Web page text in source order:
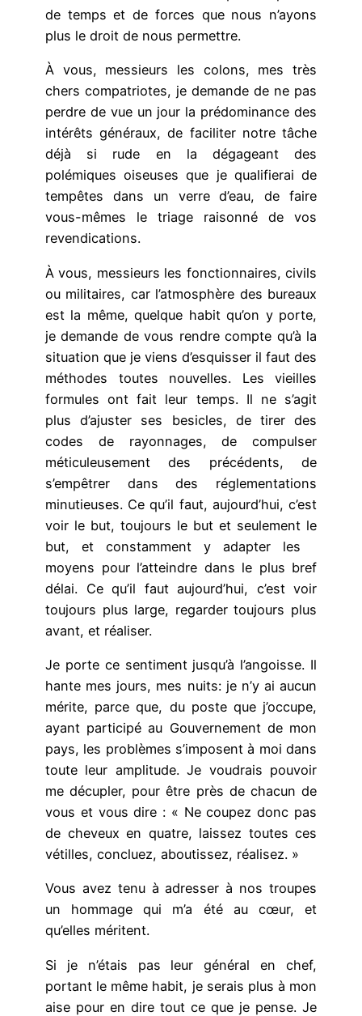
de temps et de forces que nous n’ayons
plus le droit de nous permettre.
À vous, messieurs les colons, mes très
chers compatriotes, je demande de ne pas
perdre de vue un jour la prédominance des
intérêts généraux, de faciliter notre tâche
déjà si rude en la dégageant des
polémiques oiseuses que je qualifierai de
tempêtes dans un verre d’eau, de faire
vous-mêmes le triage raisonné de vos
revendications.
À vous, messieurs les fonctionnaires, civils
ou militaires, car l’atmosphère des bureaux
est la même, quelque habit qu’on y porte,
je demande de vous rendre compte qu’à la
situation que je viens d’esquisser il faut des
méthodes toutes nouvelles. Les vieilles
formules ont fait leur temps. Il ne s’agit
plus d’ajuster ses besicles, de tirer des
codes de rayonnages, de compulser
méticuleusement des précédents, de
s’empêtrer dans des réglementations
minutieuses. Ce qu’il faut, aujourd’hui, c’est
voir le but, toujours le but et seulement le
but, et constamment y adapter les
moyens pour l’atteindre dans le plus bref
délai. Ce qu’il faut aujourd’hui, c’est voir
toujours plus large, regarder toujours plus
avant, et réaliser.
Je porte ce sentiment jusqu’à l’angoisse. Il
hante mes jours, mes nuits: je n’y ai aucun
mérite, parce que, du poste que j’occupe,
ayant participé au Gouvernement de mon
pays, les problèmes s’imposent à moi dans
toute leur amplitude. Je voudrais pouvoir
me décupler, pour être près de chacun de
vous et vous dire : « Ne coupez donc pas
de cheveux en quatre, laissez toutes ces
vétilles, concluez, aboutissez, réalisez. »
Vous avez tenu à adresser à nos troupes
un hommage qui m’a été au cœur, et
qu’elles méritent.
Si je n’étais pas leur général en chef,
portant le même habit, je serais plus à mon
aise pour en dire tout ce que je pense. Je